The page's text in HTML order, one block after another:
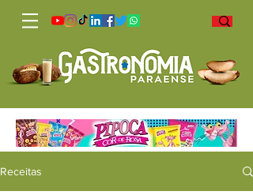
Receitas